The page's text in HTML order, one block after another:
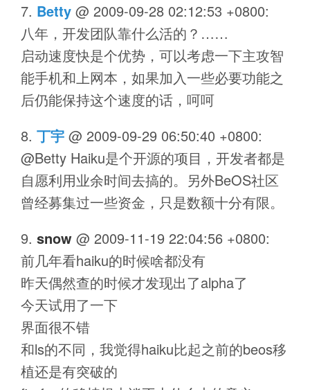
Betty @ 2009-09-28 02:12:53 +0800:
八年，开发团队靠什么活的？……
启动速度快是个优势，可以考虑一下主攻智
能手机和上网本，如果加入一些必要功能之
后仍能保持这个速度的话，呵呵
丁宇 @ 2009-09-29 06:50:40 +0800:
@Betty Haiku是个开源的项目，开发者都是
自愿利用业余时间去搞的。另外BeOS社区
曾经募集过一些资金，只是数额十分有限。
snow @ 2009-11-19 22:04:56 +0800:
前几年看haiku的时候啥都没有
昨天偶然查的时候才发现出了alpha了
今天试用了一下
界面很不错
和ls的不同，我觉得haiku比起之前的beos移
植还是有突破的